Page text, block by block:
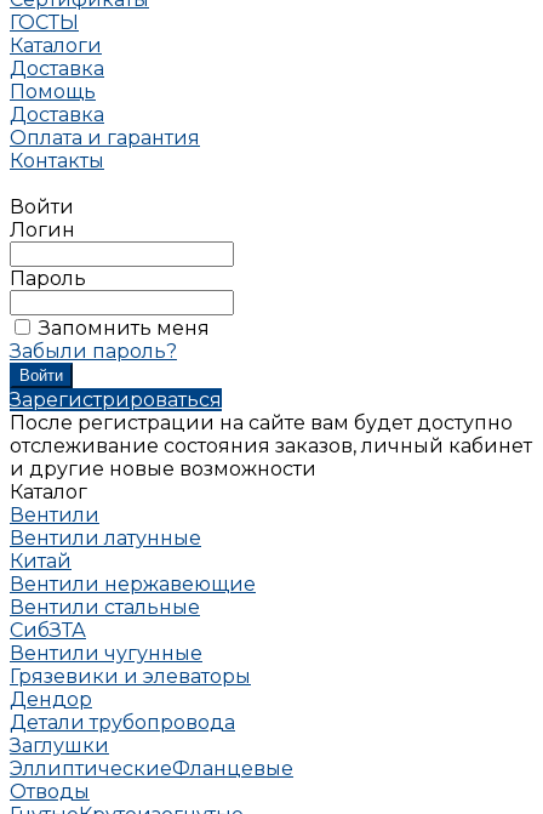
ГОСТЫ
Каталоги
Доставка
Помощь
Доставка
Оплата и гарантия
Контакты
Войти
Логин
Пароль
Запомнить меня
Забыли пароль?
Зарегистрироваться
После регистрации на сайте вам будет доступно
отслеживание состояния заказов, личный кабинет
и другие новые возможности
Каталог
Вентили
Вентили латунные
Китай
Вентили нержавеющие
Вентили стальные
СибЗТА
Вентили чугунные
Грязевики и элеваторы
Дендор
Детали трубопровода
Заглушки
ЭллиптическиеФланцевые
Отводы